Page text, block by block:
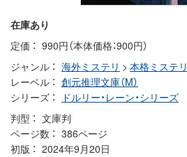
在庫あり
定価
990円（本体価格：900円）
ジャンル
海外ミステリ > 本格ミステリ
レーベル
創元推理文庫（M）
シリーズ
ドルリー・レーン・シリーズ
判型
文庫判
ページ数
386ページ
初版
2024年9月20日